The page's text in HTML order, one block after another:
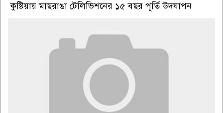
কুষ্টিয়ায় মাছরাঙা টেলিভিশনের ১৫ বছর পূর্তি উদযাপন